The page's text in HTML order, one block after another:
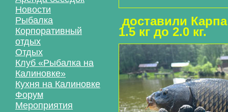
Новости
Рыбалка
Корпоративный
отдых
Отдых
Клуб «Рыбалка на
Калиновке»
Кухня на Калиновке
Форум
Мероприятия
доставили
1.5 кг до 2.0 кг.